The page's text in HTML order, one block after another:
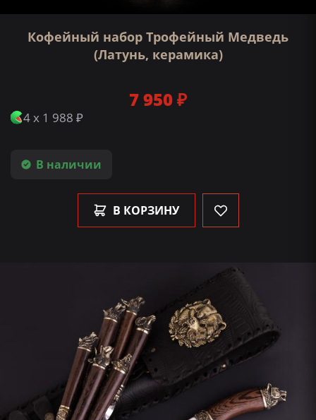
Кофейный набор Трофейный Медведь
(Латунь, керамика)
В наличии
7 950 ₽
4 x 1 988 ₽
В КОРЗИНУ